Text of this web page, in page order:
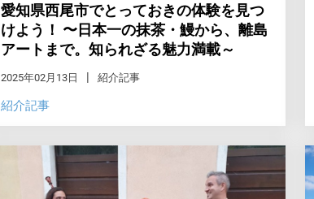
愛知県西尾市でとっておきの体験を見つ
けよう！ 〜日本一の抹茶・鰻から、離島
アートまで。知られざる魅力満載～
2025年02月13日 紹介記事
紹介記事